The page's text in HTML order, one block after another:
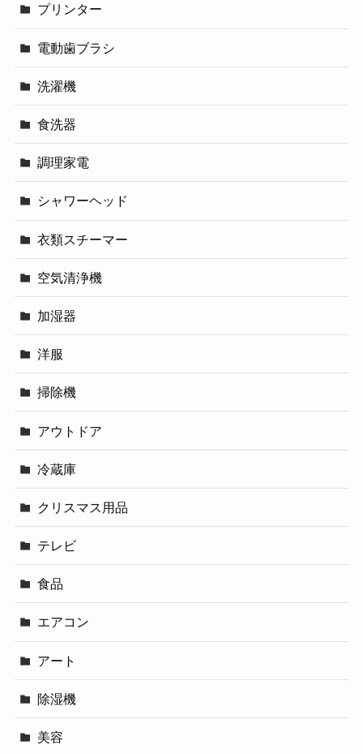
プリンター
電動歯ブラシ
洗濯機
食洗器
調理家電
シャワーヘッド
衣類スチーマー
空気清浄機
加湿器
洋服
掃除機
アウトドア
冷蔵庫
クリスマス用品
テレビ
食品
エアコン
アート
除湿機
美容